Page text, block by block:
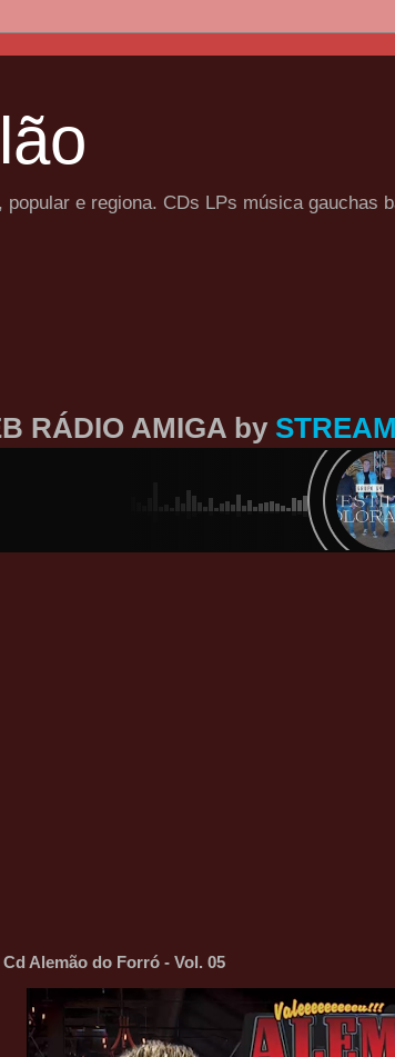
e regiona. CDs LPs música gauchas
RÁDIO AMIGA by
Alemão do Forró - Vol. 05